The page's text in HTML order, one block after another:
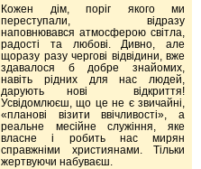
Кожен дім, поріг якого ми
переступали, відразу
наповнювався атмосферою світла,
радості та любові. Дивно, але
щоразу разу чергові відвідини, вже
здавалося б добре знайомих,
навіть рідних для нас людей,
дарують нові відкриття!
Усвідомлюєш, що це не є звичайні,
«планові візити ввічливості», а
реальне месійне служіння, яке
власне і робить нас мирян
справжніми християнами. Тільки
жертвуючи набуваєш.